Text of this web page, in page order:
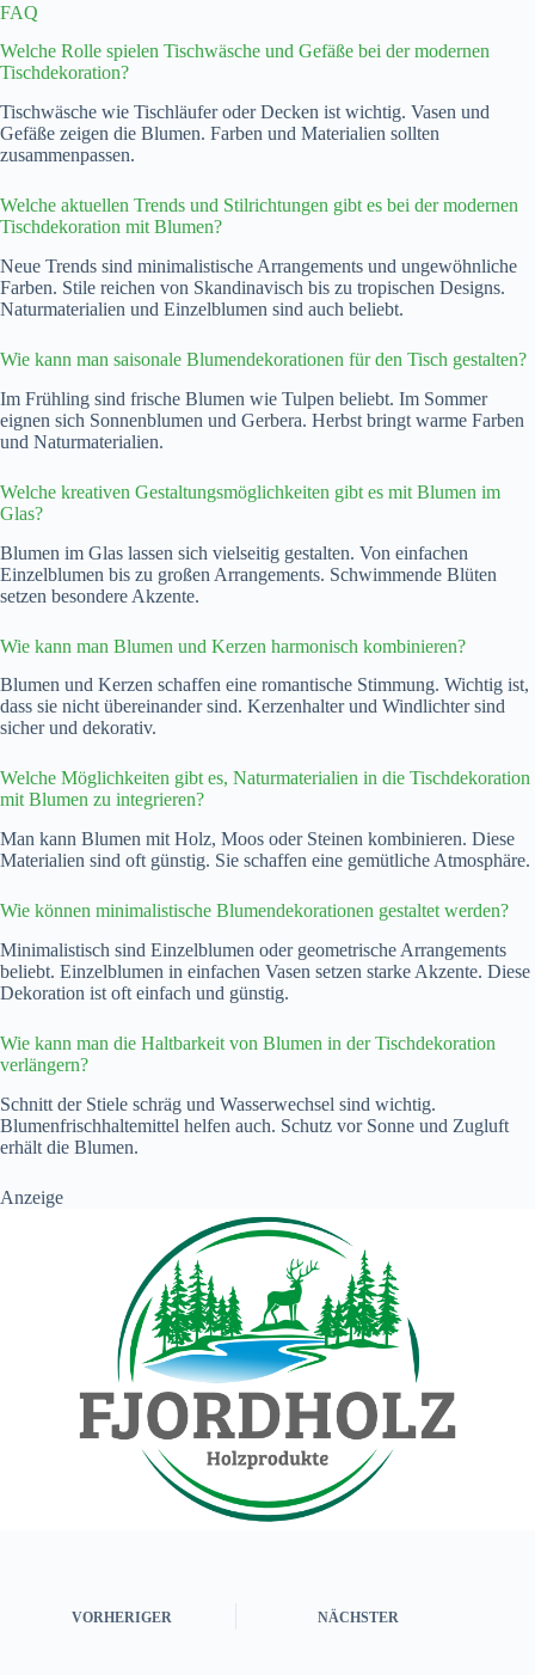
FAQ
Welche Rolle spielen Tischwäsche und Gefäße bei der modernen
Tischdekoration?
Tischwäsche wie Tischläufer oder Decken ist wichtig. Vasen und
Gefäße zeigen die Blumen. Farben und Materialien sollten
zusammenpassen.
Welche aktuellen Trends und Stilrichtungen gibt es bei der modernen
Tischdekoration mit Blumen?
Neue Trends sind minimalistische Arrangements und ungewöhnliche
Farben. Stile reichen von Skandinavisch bis zu tropischen Designs.
Naturmaterialien und Einzelblumen sind auch beliebt.
Wie kann man saisonale Blumendekorationen für den Tisch gestalten?
Im Frühling sind frische Blumen wie Tulpen beliebt. Im Sommer
eignen sich Sonnenblumen und Gerbera. Herbst bringt warme Farben
und Naturmaterialien.
Welche kreativen Gestaltungsmöglichkeiten gibt es mit Blumen im
Glas?
Blumen im Glas lassen sich vielseitig gestalten. Von einfachen
Einzelblumen bis zu großen Arrangements. Schwimmende Blüten
setzen besondere Akzente.
Wie kann man Blumen und Kerzen harmonisch kombinieren?
Blumen und Kerzen schaffen eine romantische Stimmung. Wichtig ist,
dass sie nicht übereinander sind. Kerzenhalter und Windlichter sind
sicher und dekorativ.
Welche Möglichkeiten gibt es, Naturmaterialien in die Tischdekoration
mit Blumen zu integrieren?
Man kann Blumen mit Holz, Moos oder Steinen kombinieren. Diese
Materialien sind oft günstig. Sie schaffen eine gemütliche Atmosphäre.
Wie können minimalistische Blumendekorationen gestaltet werden?
Minimalistisch sind Einzelblumen oder geometrische Arrangements
beliebt. Einzelblumen in einfachen Vasen setzen starke Akzente. Diese
Dekoration ist oft einfach und günstig.
Wie kann man die Haltbarkeit von Blumen in der Tischdekoration
verlängern?
Schnitt der Stiele schräg und Wasserwechsel sind wichtig.
Blumenfrischhaltemittel helfen auch. Schutz vor Sonne und Zugluft
erhält die Blumen.
Anzeige
VORHERIGER NÄCHSTER